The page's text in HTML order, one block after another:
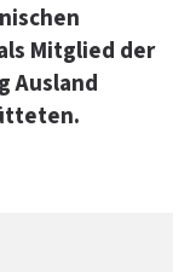
Mitglied der
Ausland